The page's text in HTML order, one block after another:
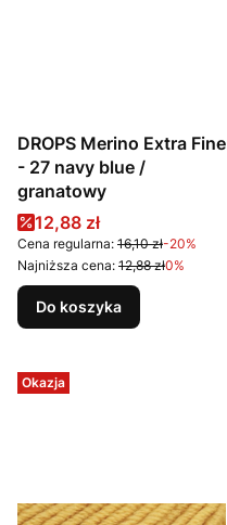
DROPS Merino Extra Fine
- 27 navy blue /
granatowy
Cena promocyjna
12,88 zł
Cena regularna: 16,10 zł-20%
Najniższa cena: 12,88 zł0%
Do koszyka
Okazja